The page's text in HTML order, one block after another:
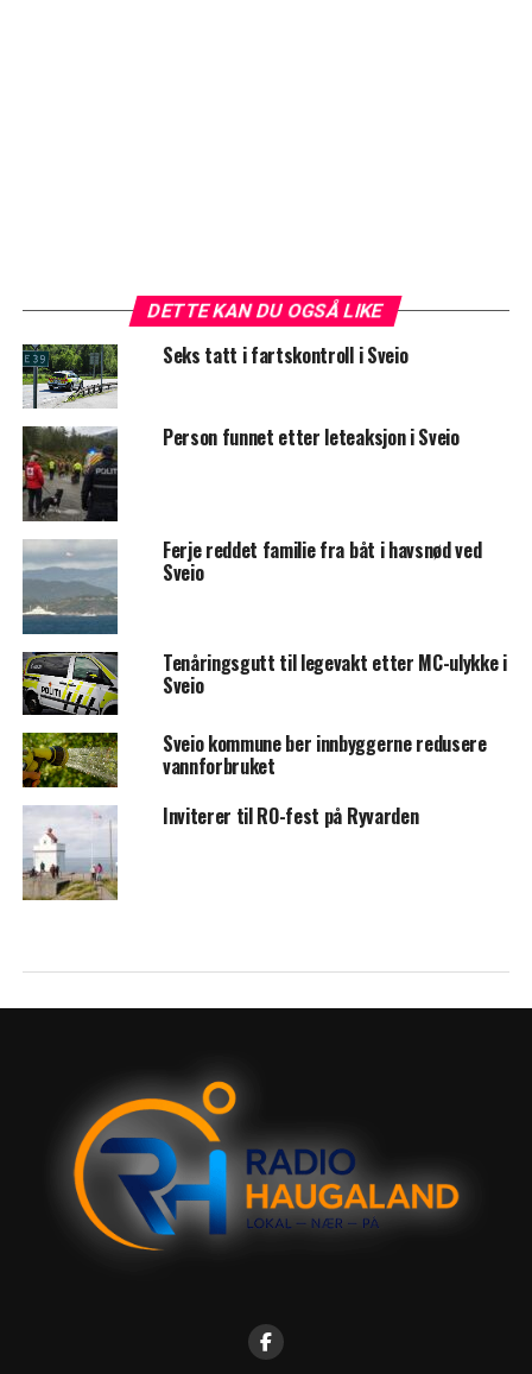
DETTE KAN DU OGSÅ LIKE
Seks tatt i fartskontroll i Sveio
Person funnet etter leteaksjon i Sveio
Ferje reddet familie fra båt i havsnød ved
Sveio
Tenåringsgutt til legevakt etter MC-ulykke i
Sveio
Sveio kommune ber innbyggerne redusere
vannforbruket
Inviterer til RO-fest på Ryvarden